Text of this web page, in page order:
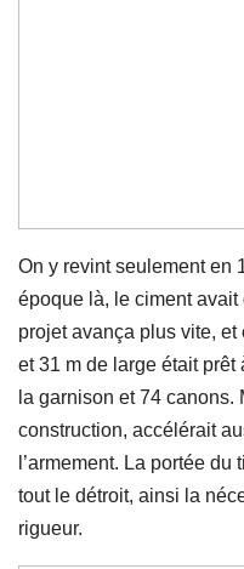
On y revint seulement en
époque là, le ciment
projet avança plus vite,
et 31 m de large était
la garnison et 74
construction, accélérait
l’armement. La portée
tout le détroit, ainsi la
rigueur.